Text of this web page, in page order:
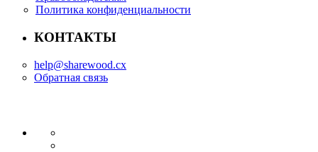
Политика конфиденциальности
КОНТАКТЫ
help@sharewood.cx
Обратная связь